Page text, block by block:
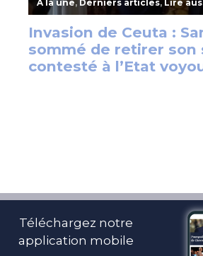
Téléchargez notre
application mobile